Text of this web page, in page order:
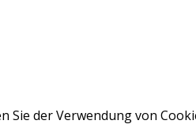
Sie der Verwendung von